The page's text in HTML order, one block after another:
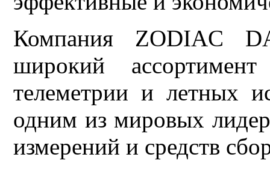
Компания ZODIAC
широкий
телеметрии и летных
одним из мировых
измерений и средств